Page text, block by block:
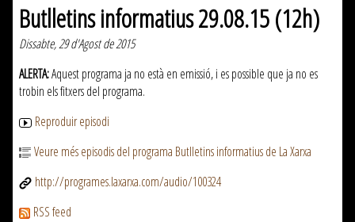
Butlletins informatius 29.08.15 (12h)
Dissabte, 29 d'Agost de 2015
ALERTA:Aquest programa ja no està en emissió, i es possible que ja no es
trobin els fitxers del programa.
Reproduir episodi
Veure més episodis del programa Butlletins informatius de La Xarxa
http://programes.laxarxa.com/audio/100324
RSS feed